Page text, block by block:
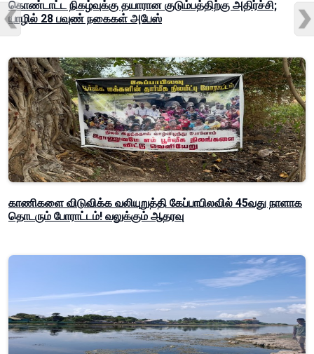
கொண்டாட்ட நிகழ்வுக்கு தயாரான குடும்பத்திற்கு அதிர்ச்சி;
யாழில் 28 பவுண் நகைகள் அபேஸ்
காணிகளை விடுவிக்க வலியுறுத்தி கேப்பாபிலவில் 45வது நாளாக
தொடரும் போராட்டம்! வலுக்கும் ஆதரவு